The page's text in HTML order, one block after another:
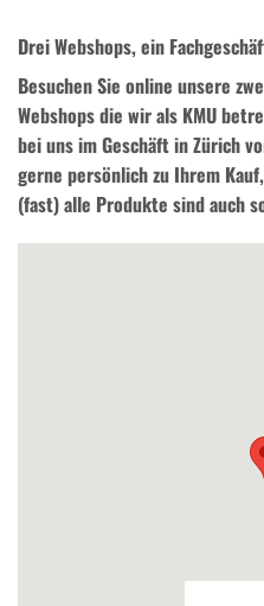
Drei Webshops, ein
Besuchen Sie online unsere
Webshops die wir als KMU
bei uns im Geschäft in Zürich
gerne persönlich zu Ihrem
(fast) alle Produkte sind auch